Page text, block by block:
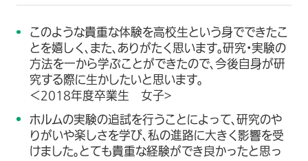
このような貴重な体験を高校生という身でできたこ
とを嬉しく、また、ありがたく思います。研究・実験の
方法を一から学ぶことができたので、今後自身が研
究する際に生かしたいと思います。
＜2018年度卒業生 女子>
ホルムの実験の追試を行うことによって、研究のや
りがいや楽しさを学び、私の進路に大きく影響を受
けました。とても貴重な経験ができ良かったと思っ